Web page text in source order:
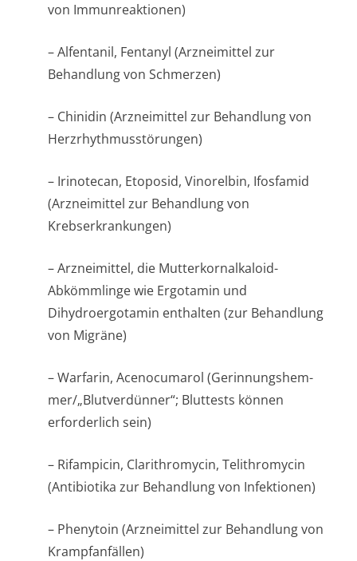
von Immunreaktionen)
– Alfentanil, Fentanyl (Arzneimittel zur
Behandlung von Schmerzen)
– Chinidin (Arzneimittel zur Behandlung von
Herzrhythmusstörun­gen)
– Irinotecan, Etoposid, Vinorelbin, Ifosfamid
(Arzneimittel zur Behandlung von
Krebserkrankungen)
– Arzneimittel, die Mutterkornalkaloid-
Abkömmlinge wie Ergotamin und
Dihydroergotamin enthalten (zur Behandlung
von Migräne)
– Warfarin, Acenocumarol (Gerinnungshem­
mer/„Blutverdünner“; Bluttests können
erforderlich sein)
– Rifampicin, Clarithromycin, Telithromycin
(Antibiotika zur Behandlung von Infektionen)
– Phenytoin (Arzneimittel zur Behandlung von
Krampfanfällen)